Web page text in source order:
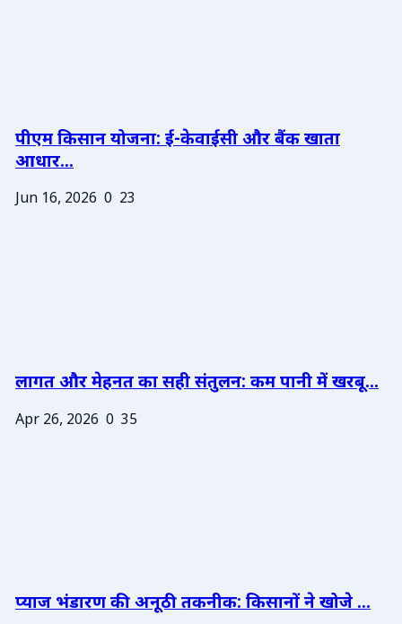
पीएम किसान योजना: ई-केवाईसी और बैंक खाता
आधार...
Jun 16, 2026 0 23
लागत और मेहनत का सही संतुलन: कम पानी में खरबू...
Apr 26, 2026 0 35
प्याज भंडारण की अनूठी तकनीक: किसानों ने खोजे ...